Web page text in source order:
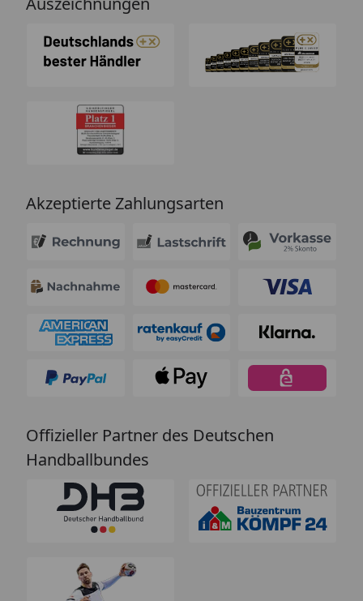
Akzeptierte Zahlungsarten
Offizieller Partner des Deutschen
Handballbundes